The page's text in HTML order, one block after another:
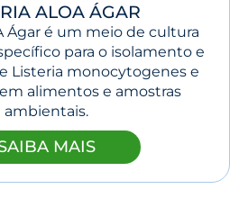
ALOA ÁGAR
Ágar é um meio de cultura
para o isolamento e
Listeria monocytogenes e
alimentos e amostras
ambientais.
MAIS